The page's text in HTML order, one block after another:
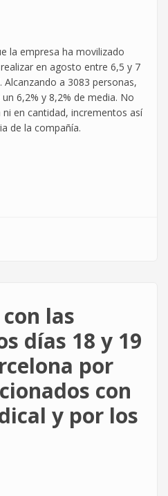
la empresa ha movilizado
en agosto entre 6,5 y 7
a 3083 personas,
6,2% y 8,2% de media. No
en cantidad, incrementos así
de la compañía.
las
días 18 y 19
por
con
y por los